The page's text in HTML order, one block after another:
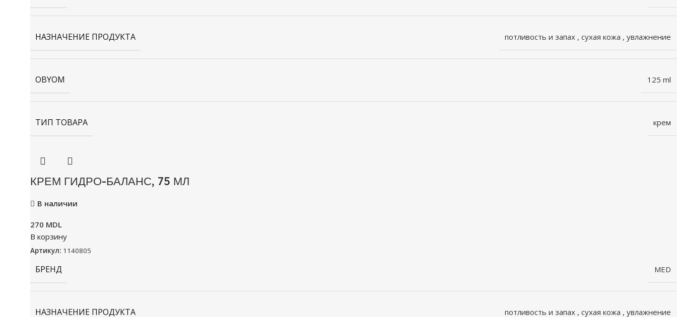
НАЗНАЧЕНИЕ ПРОДУКТА потливость и запах , сухая кожа , увлажнение
OBYOM 125 ml
ТИП ТОВАРА крем
КРЕМ ГИДРО-БАЛАНС, 75 МЛ
В наличии
270 MDL
В корзину
Артикул: 1140805
БРЕНД MED
НАЗНАЧЕНИЕ ПРОДУКТА потливость и запах , сухая кожа , увлажнение